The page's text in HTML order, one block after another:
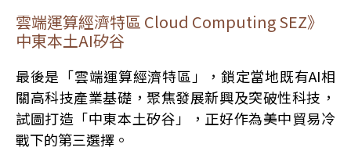
雲端運算經濟特區 Cloud Computing SEZ》
中東本土AI矽谷
最後是「雲端運算經濟特區」，鎖定當地既有AI相
關高科技產業基礎，聚焦發展新興及突破性科技，
試圖打造「中東本土矽谷」，正好作為美中貿易冷
戰下的第三選擇。